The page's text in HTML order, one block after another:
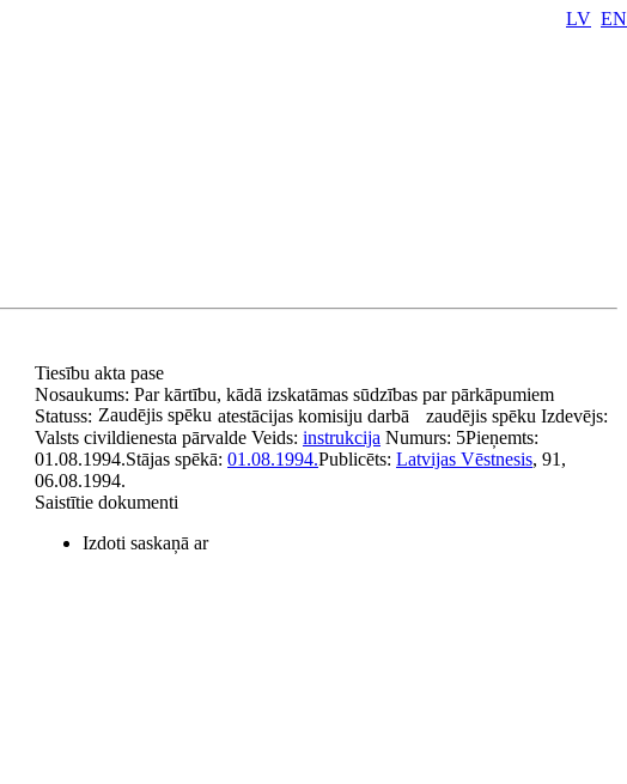
LV EN
Tiesību akta pase
Nosaukums: Par kārtību, kādā izskatāmas sūdzības par pārkāpumiem
atestācijas komisiju darbā
Statuss: Zaudējis spēku zaudējis spēku Izdevējs:
Valsts civildienesta pārvalde Veids: instrukcija Numurs: 5Pieņemts:
01.08.1994.Stājas spēkā: 01.08.1994.Publicēts: Latvijas Vēstnesis, 91,
06.08.1994.
Saistītie dokumenti
Izdoti saskaņā ar